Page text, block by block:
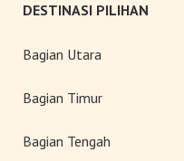
DESTINASI PILIHAN
Bagian Utara
Bagian Timur
Bagian Tengah